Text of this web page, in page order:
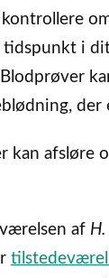
i
der
kan afsløre
af